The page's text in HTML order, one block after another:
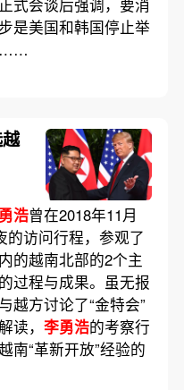
式会谈后强调，要消
是美国和韩国停止举
……
浩曾在2018年11月
的访问行程，参观了
的越南北部的2个主
过程与成果。虽无报
越方讨论了“金特会”
读， 李勇浩的考察行
南“革新开放”经验的